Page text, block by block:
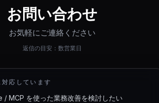
お問い合わせ
お気軽にご連絡ください
返信の目安：数営業日
応しています
/ MCP を使った業務改善を検討したい